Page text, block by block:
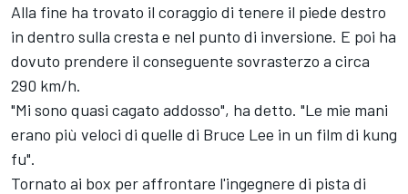
Alla fine ha trovato il coraggio di tenere il piede destro
in dentro sulla cresta e nel punto di inversione. E poi ha
dovuto prendere il conseguente sovrasterzo a circa
290 km/h.
"Mi sono quasi cagato addosso", ha detto. "Le mie mani
erano più veloci di quelle di Bruce Lee in un film di kung
fu".
Tornato ai box per affrontare l'ingegnere di pista di